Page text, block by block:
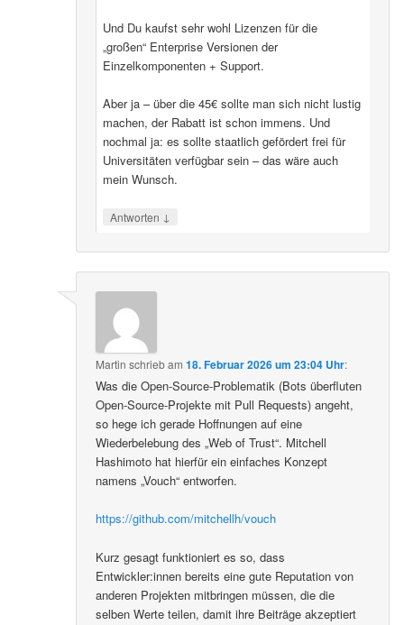
Und Du kaufst sehr wohl Lizenzen für die
„großen“ Enterprise Versionen der
Einzelkomponenten + Support.
Aber ja – über die 45€ sollte man sich nicht lustig
machen, der Rabatt ist schon immens. Und
nochmal ja: es sollte staatlich gefördert frei für
Universitäten verfügbar sein – das wäre auch
mein Wunsch.
Antworten ↓
Martin schriebam18. Februar 2026 um 23:04 Uhr:
Was die Open-Source-Problematik (Bots überfluten
Open-Source-Projekte mit Pull Requests) angeht,
so hege ich gerade Hoffnungen auf eine
Wiederbelebung des „Web of Trust“. Mitchell
Hashimoto hat hierfür ein einfaches Konzept
namens „Vouch“ entworfen.
https://github.com/mitchellh/vouch
Kurz gesagt funktioniert es so, dass
Entwickler:innen bereits eine gute Reputation von
anderen Projekten mitbringen müssen, die die
selben Werte teilen, damit ihre Beiträge akzeptiert